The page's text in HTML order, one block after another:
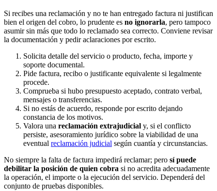
Si recibes una reclamación y no te han entregado factura ni justifican
bien el origen del cobro, lo prudente es no ignorarla, pero tampoco
asumir sin más que todo lo reclamado sea correcto. Conviene revisar
la documentación y pedir aclaraciones por escrito.
Solicita detalle del servicio o producto, fecha, importe y
soporte documental.
Pide factura, recibo o justificante equivalente si legalmente
procede.
Comprueba si hubo presupuesto aceptado, contrato verbal,
mensajes o transferencias.
Si no estás de acuerdo, responde por escrito dejando
constancia de los motivos.
Valora una reclamación extrajudicial y, si el conflicto
persiste, asesoramiento jurídico sobre la viabilidad de una
eventual reclamación judicial según cuantía y circunstancias.
No siempre la falta de factura impedirá reclamar; pero sí puede
debilitar la posición de quien cobra si no acredita adecuadamente
la operación, el importe o la ejecución del servicio. Dependerá del
conjunto de pruebas disponibles.